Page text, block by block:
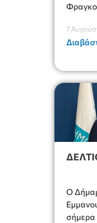
7
Ο
σήμερα